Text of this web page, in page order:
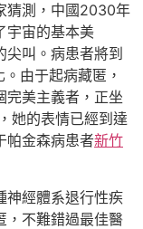
猜測，中國2030年
宇宙的基本美
叫。病患者將到
由于起病藏匿，
完美主義者，正坐
她的表情已經到達
帕金森病患者新竹
神經體系退行性疾
，不難錯過最佳醫